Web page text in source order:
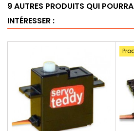
9 AUTRES PRODUITS QUI
INTÉRESSER :